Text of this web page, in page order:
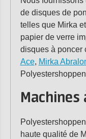
de disques de
telles que Mirka
papier de verre
disques à poncer
Ace, Mirka
Machines
haute qualité de